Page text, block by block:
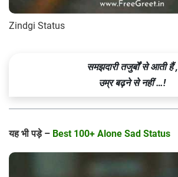
Zindgi Status
समझदारी तजुर्बों से आती हैं ,
उम्र बढ़ने से नहीं …!
यह भी पड़े – Best 100+ Alone Sad Status